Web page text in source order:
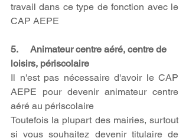
travail dans ce type de fonction avec le
CAP AEPE
5.     Animateur centre aéré, centre de
loisirs, périscolaire
Il n'est pas nécessaire d'avoir le CAP
AEPE pour devenir animateur centre
aéré au périscolaire
Toutefois la plupart des mairies, surtout
si vous souhaitez devenir titulaire de